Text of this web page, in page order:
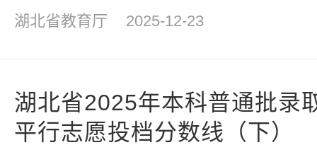
湖北省教育厅 2025-12-23
湖北省2025年本科普通批录
平行志愿投档分数线（下）